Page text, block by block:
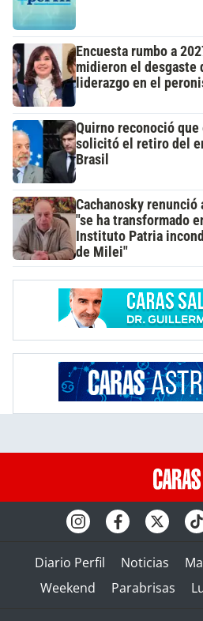
Encuesta rumbo a
midieron el desgaste
liderazgo en el
Quirno reconoció
solicitó el retiro del
Brasil
Cachanosky renunció
"se ha transformado
Instituto Patria
de Milei"
Diario Perfil Noticias
Weekend
Parabrisas